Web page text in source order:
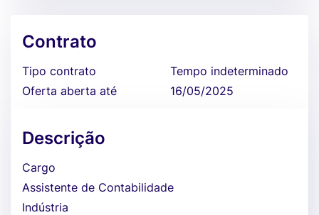
Contrato
Tipo contrato
Tempo indeterminado
Oferta aberta até
16/05/2025
Descrição
Cargo
Assistente de Contabilidade
Indústria